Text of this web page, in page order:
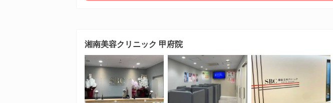
湘南美容クリニック 甲府院